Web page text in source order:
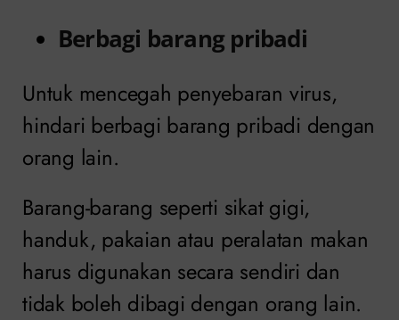
Berbagi barang pribadi
Untuk mencegah penyebaran virus,
hindari berbagi barang pribadi dengan
orang lain.
Barang-barang seperti sikat gigi,
handuk, pakaian atau peralatan makan
harus digunakan secara sendiri dan
tidak boleh dibagi dengan orang lain.